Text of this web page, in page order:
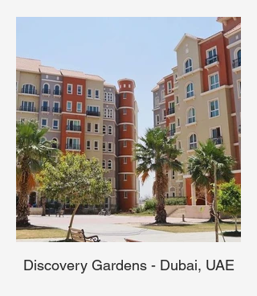
Discovery Gardens - Dubai, UAE